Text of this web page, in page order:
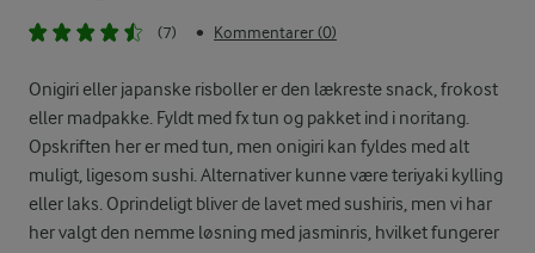
(7) • Kommentarer (0)
Onigiri eller japanske risboller er den lækreste snack, frokost
eller madpakke. Fyldt med fx tun og pakket ind i noritang.
Opskriften her er med tun, men onigiri kan fyldes med alt
muligt, ligesom sushi. Alternativer kunne være teriyaki kylling
eller laks. Oprindeligt bliver de lavet med sushiris, men vi har
her valgt den nemme løsning med jasminris, hvilket fungerer